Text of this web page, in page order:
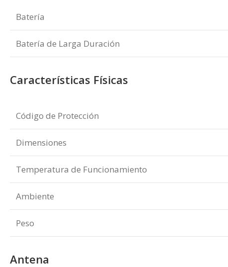
Batería
Batería de Larga Duración
Características Físicas
Código de Protección
Dimensiones
Temperatura de Funcionamiento
Ambiente
Peso
Antena